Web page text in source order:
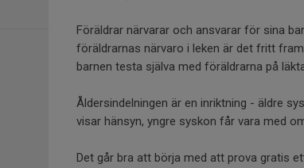
Föräldrar närvarar och ansvarar för sina
föräldrarnas närvaro i leken är det fritt
barnen testa själva med föräldrarna på
Åldersindelningen är en inriktning - äldre
visar hänsyn, yngre syskon får vara med
Det går bra att börja med att prova gratis